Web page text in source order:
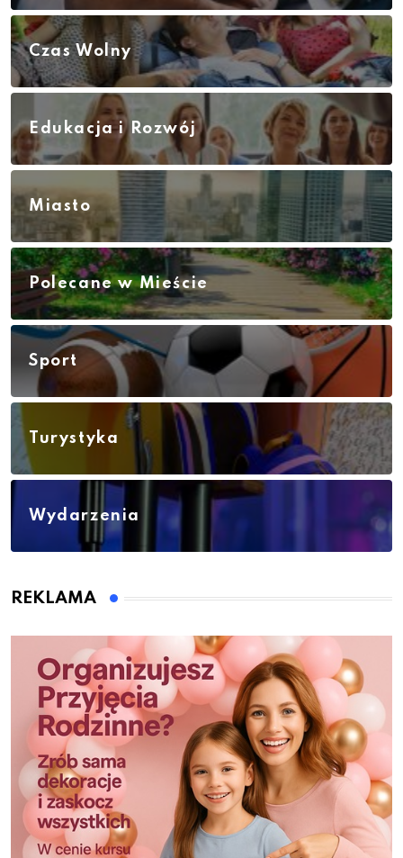
Czas Wolny
Edukacja i Rozwój
Miasto
Polecane w Mieście
Sport
Turystyka
Wydarzenia
REKLAMA